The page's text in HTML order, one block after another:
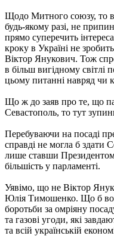
Щодо Митного союзу, то
будь-якому разі, не
прямо суперечить
кроку в Україні не
Віктор Янукович. Тож
в більш вигідному світлі
цьому питанні навряд чи
Що ж до заяв про те, що
Севастополь, то тут
Перебуваючи на посаді
справді не могла б здати
лише ставши
більшість у парламенті.
Уявімо, що не Віктор
Юлія Тимошенко. Що б
боротьби за омріяну
та газові угоди, які
та всій українській